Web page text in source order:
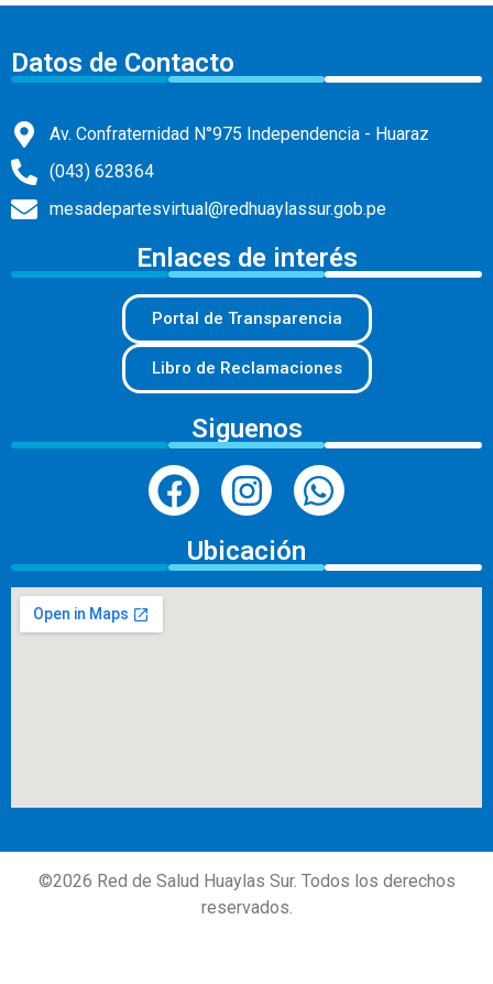
Datos de Contacto
Av. Confraternidad N°975 Independencia - Huaraz
(043) 628364
mesadepartesvirtual@redhuaylassur.gob.pe
Enlaces de interés
Portal de Transparencia
Libro de Reclamaciones
Siguenos
Ubicación
©2026 Red de Salud Huaylas Sur. Todos los derechos
reservados.